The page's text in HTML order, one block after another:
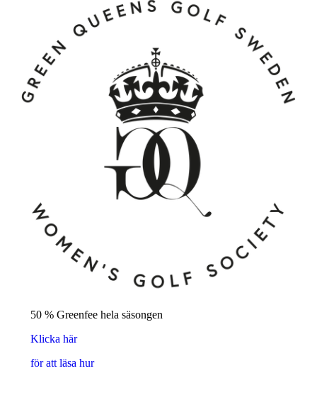
50 % Greenfee hela säsongen
Klicka här
för att läsa hur